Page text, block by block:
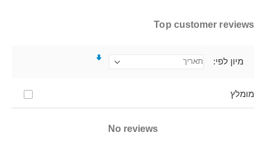
Top customer reviews
מומלץ
מיון לפי
No reviews